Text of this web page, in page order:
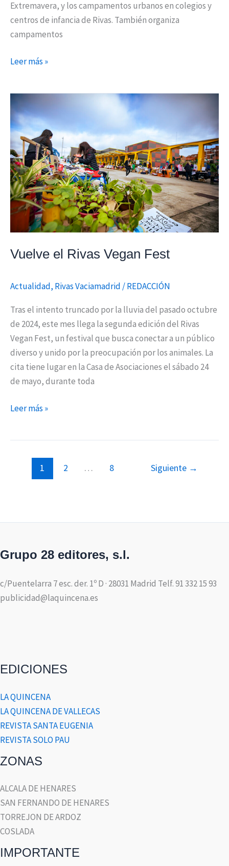
Extremavera, y los campamentos urbanos en colegios y
centros de infancia de Rivas. También organiza
campamentos
Leer más »
Vuelve el Rivas Vegan Fest
Actualidad, Rivas Vaciamadrid /REDACCIÓN
Tras el intento truncado por la lluvia del pasado octubre
de 2024, este mes llega la segunda edición del Rivas
Vegan Fest, un festival que busca conectar a un público
diverso y unido por la preocupación por los animales. La
cita tiene lugar en la Casa de Asociaciones el sábado 24
de mayo, durante toda
Vuelve
el
Rivas
Vegan
Fest
Leer más »
1 2 … 8 Siguiente →
Grupo 28 editores, s.l.
c/Puentelarra 7 esc. der. 1º D · 28031 Madrid Telf. 91 332 15 93
publicidad@laquincena.es
EDICIONES
LA QUINCENA
LA QUINCENA DE VALLECAS
REVISTA SANTA EUGENIA
REVISTA SOLO PAU
ZONAS
ALCALA DE HENARES
SAN FERNANDO DE HENARES
TORREJON DE ARDOZ
COSLADA
IMPORTANTE